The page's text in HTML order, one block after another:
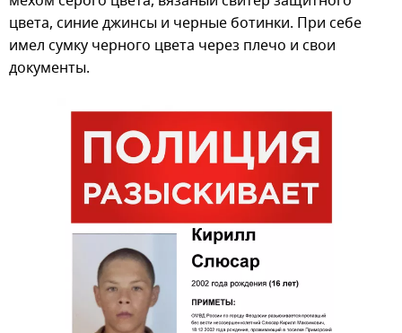
цвета, синие джинсы и черные ботинки. При себе
имел сумку черного цвета через плечо и свои
документы.